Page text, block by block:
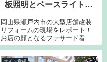
板照明とベースライト設
岡山県瀬戸内市の大型店舗改装
リフォームの現場をレポート！
お店の顔となるファサード看板
照明の新設や、店内のベースラ